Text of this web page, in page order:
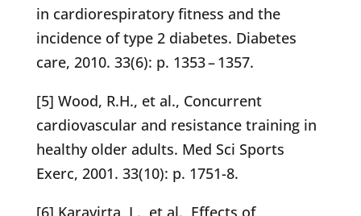
in cardiorespiratory fitness and the
incidence of type 2 diabetes. Diabetes
care, 2010. 33(6): p. 1353 – 1357.
[5] Wood, R.H., et al., Concurrent
cardiovascular and resistance training in
healthy older adults. Med Sci Sports
Exerc, 2001. 33(10): p. 1751-8.
[6] Karavirta, L., et al., Effects of